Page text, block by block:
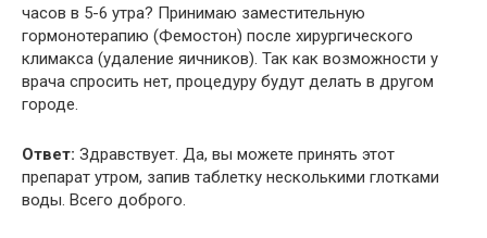
часов в 5-6 утра? Принимаю заместительную
гормонотерапию (Фемостон) после хирургического
климакса (удаление яичников). Так как возможности у
врача спросить нет, процедуру будут делать в другом
городе.
Ответ: Здравствует. Да, вы можете принять этот
препарат утром, запив таблетку несколькими глотками
воды. Всего доброго.